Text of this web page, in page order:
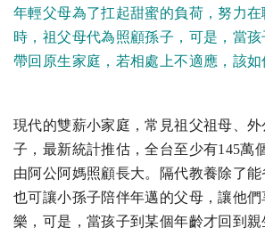
年輕父母為了扛起甜蜜的負荷，努力
時，祖父母代為照顧孫子，可是，當
帶回原生家庭，若相處上不適應，該如
現代的雙薪小家庭，常見祖父祖母、
子，最新統計推估，全台至少有145萬
由阿公阿媽照顧長大。隔代教養除了能
也可讓小孫子陪伴年邁的父母，讓他
樂，可是，當孩子到某個年齡才回到